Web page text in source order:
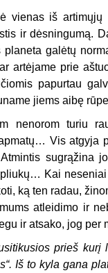
vienas iš artimųjų
ir dėsningumą.
planeta galėtų
artėjame prie
papurtau
jiems aibę
nenorom turiu
Vis atgyja
sugrąžina
Kai
ką ten radau,
atleidimo ir
ir atsako, jog per
prieš kurį
“. Iš to kyla gana